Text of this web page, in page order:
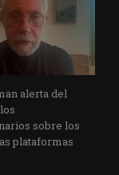
alerta del
sobre los
plataformas